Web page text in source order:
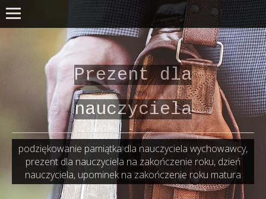
Prezent dla
nauczyciela
podziękowanie pamiątka dla nauczyciela wychowawcy,
prezent dla nauczyciela na zakończenie roku, dzień
nauczyciela, upominek na zakończenie roku matura